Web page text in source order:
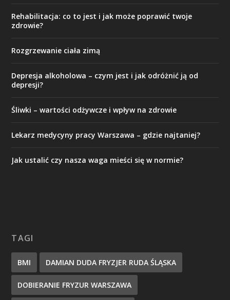
Rehabilitacja: co to jest i jak może poprawić twoje
zdrowie?
Rozgrzewanie ciała zimą
Depresja alkoholowa – czym jest i jak odróżnić ją od
depresji?
Śliwki – wartości odżywcze i wpływ na zdrowie
Lekarz medycyny pracy Warszawa – gdzie najtaniej?
Jak ustalić czy nasza waga mieści się w normie?
TAGI
BMI DAMIAN DUDA FRYZJER RUDA ŚLĄSKA
DOBIERANIE FRYZUR WARSZAWA